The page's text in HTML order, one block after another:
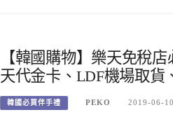
【韓國購物】樂天免稅
天代金卡、LDF機場取貨
韓國必買伴手禮 PEKO 2019-06-10